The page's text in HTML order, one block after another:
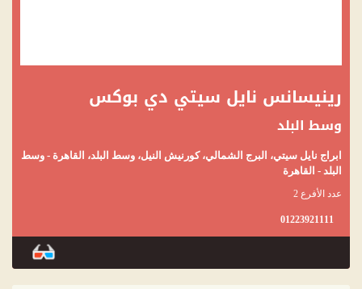
رينيسانس نايل سيتي دي بوكس
وسط البلد
ابراج نايل سيتي، البرج الشمالي، كورنيش النيل، وسط البلد، القاهرة - وسط
البلد - القاهرة
عدد الأفرع 2
01223921111